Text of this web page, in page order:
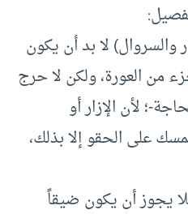
والسروال) لا بد أن يكون
من العورة، ولكن لا حرج
؛ لأن الإزار أو
على الحقو إلا بذلك،
يجوز أن يكون ضيقاً